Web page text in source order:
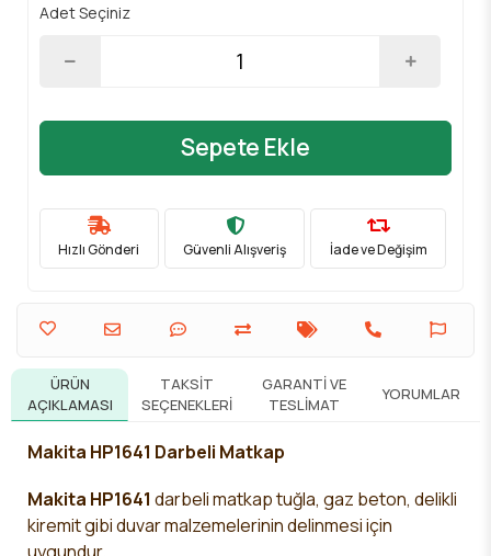
Adet Seçiniz
Sepete Ekle
Hızlı Gönderi Güvenli Alışveriş İade ve Değişim
ÜRÜN
AÇIKLAMASI
TAKSIT
SEÇENEKLERI
GARANTI VE
TESLIMAT
YORUMLAR
Makita HP1641 Darbeli Matkap
Makita HP1641 darbeli matkap tuğla, gaz beton, delikli
kiremitgibi duvar malzemelerinin delinmesi için